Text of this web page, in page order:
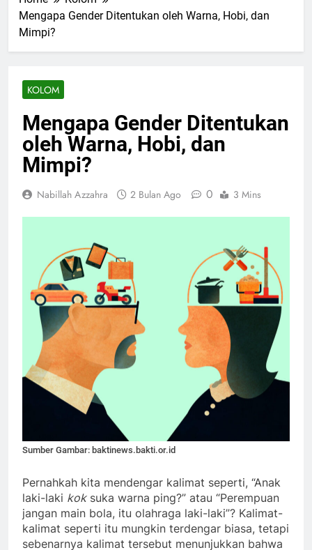
Mengapa Gender Ditentukan oleh Warna, Hobi, dan
Mimpi?
KOLOM
Mengapa Gender Ditentukan
oleh Warna, Hobi, dan
Mimpi?
Nabillah Azzahra 2 Bulan Ago 0 3 Mins
Sumber Gambar: baktinews.bakti.or.id
Pernahkah kita mendengar kalimat seperti, “Anak
laki-laki koksuka warna ping?” atau “Perempuan
jangan main bola, itu olahraga laki-laki”? Kalimat-
kalimat seperti itu mungkin terdengar biasa, tetapi
sebenarnya kalimat tersebut menunjukkan bahwa